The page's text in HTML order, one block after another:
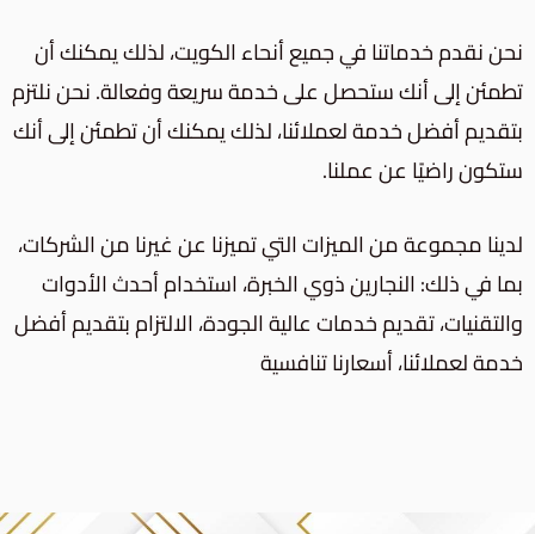
نحن نقدم خدماتنا في جميع أنحاء الكويت، لذلك يمكنك أن
تطمئن إلى أنك ستحصل على خدمة سريعة وفعالة. نحن نلتزم
بتقديم أفضل خدمة لعملائنا، لذلك يمكنك أن تطمئن إلى أنك
ستكون راضيًا عن عملنا.
لدينا مجموعة من الميزات التي تميزنا عن غيرنا من الشركات،
بما في ذلك: النجارين ذوي الخبرة، استخدام أحدث الأدوات
والتقنيات، تقديم خدمات عالية الجودة، الالتزام بتقديم أفضل
خدمة لعملائنا، أسعارنا تنافسية